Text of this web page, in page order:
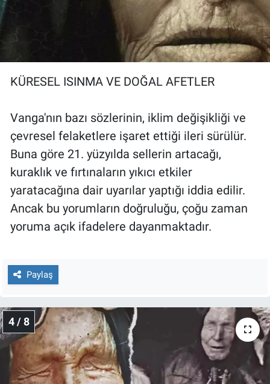
KÜRESEL ISINMA VE DOĞAL AFETLER
Vanga'nın bazı sözlerinin, iklim değişikliği ve
çevresel felaketlere işaret ettiği ileri sürülür.
Buna göre 21. yüzyılda sellerin artacağı,
kuraklık ve fırtınaların yıkıcı etkiler
yaratacağına dair uyarılar yaptığı iddia edilir.
Ancak bu yorumların doğruluğu, çoğu zaman
yoruma açık ifadelere dayanmaktadır.
Paylaş
4 / 8